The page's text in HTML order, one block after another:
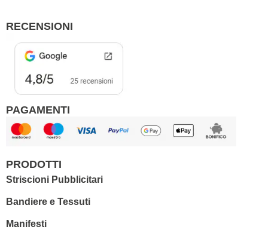
RECENSIONI
PAGAMENTI
PRODOTTI
Striscioni Pubblicitari
Bandiere e Tessuti
Manifesti